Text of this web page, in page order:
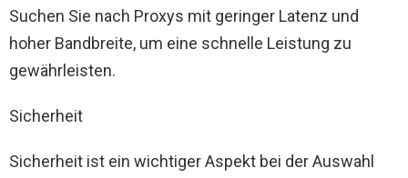
Suchen Sie nach Proxys mit geringer Latenz und
hoher Bandbreite, um eine schnelle Leistung zu
gewährleisten.
Sicherheit
Sicherheit ist ein wichtiger Aspekt bei der Auswahl